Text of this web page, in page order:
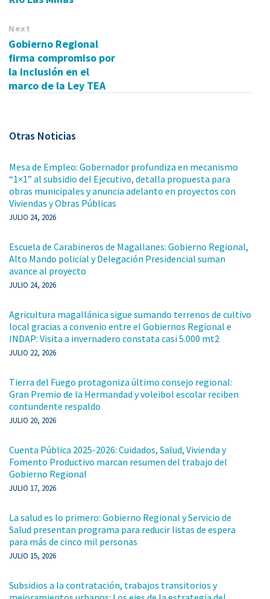
Next
Gobierno Regional
firma compromiso por
la inclusión en el
marco de la Ley TEA
Otras Noticias
Mesa de Empleo: Gobernador profundiza en mecanismo
“1×1” al subsidio del Ejecutivo, detalla propuesta para
obras municipales y anuncia adelanto en proyectos con
Viviendas y Obras Públicas
JULIO 24, 2026
Escuela de Carabineros de Magallanes: Gobierno Regional,
Alto Mando policial y Delegación Presidencial suman
avance al proyecto
JULIO 24, 2026
Agricultura magallánica sigue sumando terrenos de cultivo
local gracias a convenio entre el Gobiernos Regional e
INDAP: Visita a invernadero constata casi 5.000 mt2
JULIO 22, 2026
Tierra del Fuego protagoniza último consejo regional:
Gran Premio de la Hermandad y voleibol escolar reciben
contundente respaldo
JULIO 20, 2026
Cuenta Pública 2025-2026: Cuidados, Salud, Vivienda y
Fomento Productivo marcan resumen del trabajo del
Gobierno Regional
JULIO 17, 2026
La salud es lo primero: Gobierno Regional y Servicio de
Salud presentan programa para reducir listas de espera
para más de cinco mil personas
JULIO 15, 2026
Subsidios a la contratación, trabajos transitorios y